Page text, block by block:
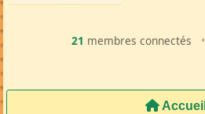
21 membres connectés •
Accueil